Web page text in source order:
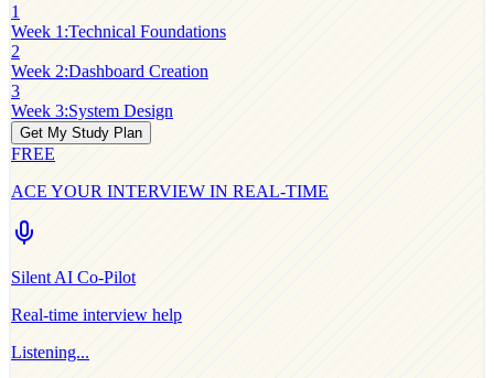
1
Week 1 :Technical Foundations
2
Week 2:Dashboard Creation
3
Week 3:System Design
Get My Study Plan
FREE
ACE YOUR INTERVIEW IN REAL-TIME
Silent AI Co-Pilot
Real-time interview help
Listening...